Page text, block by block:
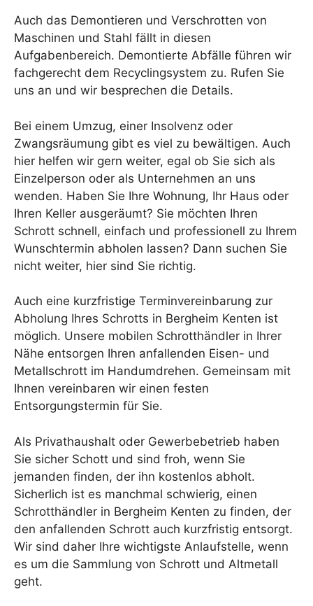
Auch das Demontieren und Verschrotten von
Maschinen und Stahl fällt in diesen
Aufgabenbereich. Demontierte Abfälle führen wir
fachgerecht dem Recyclingsystem zu. Rufen Sie
uns an und wir besprechen die Details.
Bei einem Umzug, einer Insolvenz oder
Zwangsräumung gibt es viel zu bewältigen. Auch
hier helfen wir gern weiter, egal ob Sie sich als
Einzelperson oder als Unternehmen an uns
wenden. Haben Sie Ihre Wohnung, Ihr Haus oder
Ihren Keller ausgeräumt? Sie möchten Ihren
Schrott schnell, einfach und professionell zu Ihrem
Wunschtermin abholen lassen? Dann suchen Sie
nicht weiter, hier sind Sie richtig.
Auch eine kurzfristige Terminvereinbarung zur
Abholung Ihres Schrotts in Bergheim Kenten ist
möglich. Unsere mobilen Schrotthändler in Ihrer
Nähe entsorgen Ihren anfallenden Eisen- und
Metallschrott im Handumdrehen. Gemeinsam mit
Ihnen vereinbaren wir einen festen
Entsorgungstermin für Sie.
Als Privathaushalt oder Gewerbebetrieb haben
Sie sicher Schott und sind froh, wenn Sie
jemanden finden, der ihn kostenlos abholt.
Sicherlich ist es manchmal schwierig, einen
Schrotthändler in Bergheim Kenten zu finden, der
den anfallenden Schrott auch kurzfristig entsorgt.
Wir sind daher Ihre wichtigste Anlaufstelle, wenn
es um die Sammlung von Schrott und Altmetall
geht.